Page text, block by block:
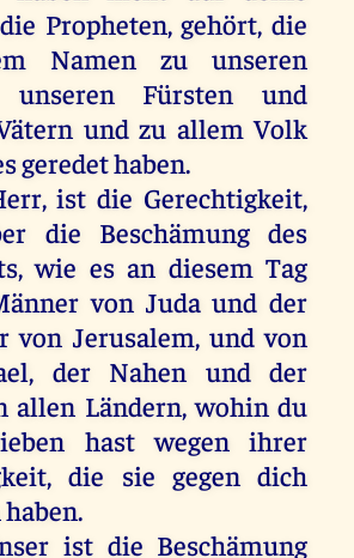
die Propheten,gehört,die
Namen zu unseren
Fürsten
und
und zu allem Volk
geredethaben.
,ist die Gerechtigkeit,
die Beschämungdes
,wie es an diesem Tag
von Juda und der
von Jerusalem, und von
, der Nahen und der
allen Ländern,wohin du
hast wegen ihrer
die sie gegen dich
haben.
ist die Beschämung